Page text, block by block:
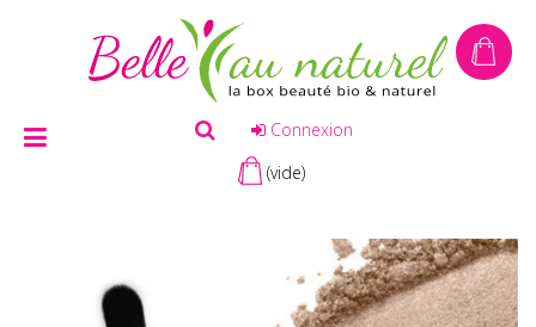
Connexion
(vide)